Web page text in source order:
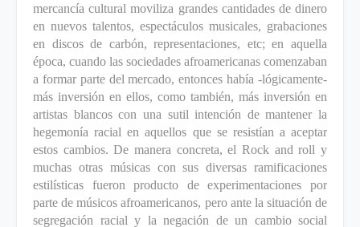
mercancía cultural moviliza grandes cantidades de dinero
en nuevos talentos, espectáculos musicales, grabaciones
en discos de carbón, representaciones, etc; en aquella
época, cuando las sociedades afroamericanas comenzaban
a formar parte del mercado, entonces había -lógicamente-
más inversión en ellos, como también, más inversión en
artistas blancos con una sutil intención de mantener la
hegemonía racial en aquellos que se resistían a aceptar
estos cambios. De manera concreta, el Rock and roll y
muchas otras músicas con sus diversas ramificaciones
estilísticas fueron producto de experimentaciones por
parte de músicos afroamericanos, pero ante la situación de
segregación racial y la negación de un cambio social